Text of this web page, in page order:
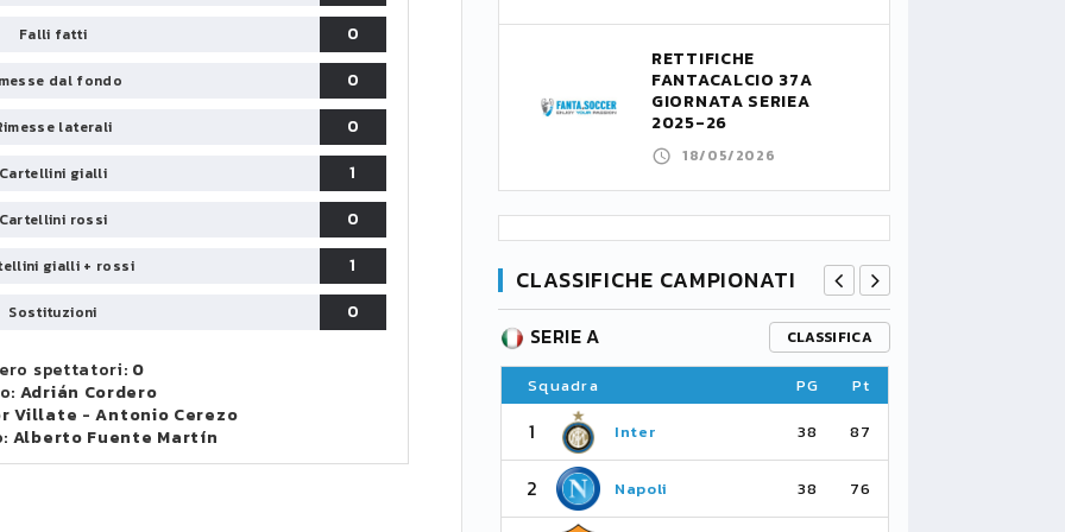
Falli fatti
0
dal fondo
0
laterali
0
Cartellini gialli
1
Cartellini rossi
0
gialli + rossi
1
Sostituzioni 0
spettatori: 0
Adrián Cordero
Villate -Antonio Cerezo
Alberto Fuente Martín
RETTIFICHE
FANTACALCIO 37A
GIORNATA SERIEA
2025-26
18/05/2026
CLASSIFICHE CAMPIONATI
CLASSIFICA
Squadra
1 Parma
SERIE A CLASSIFICA
Squadra PG Pt
1 Inter 38 87
2 Napoli 38 76